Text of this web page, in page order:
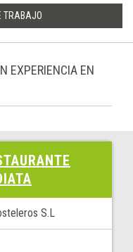
TRABAJO
EXPERIENCIA EN
S.L